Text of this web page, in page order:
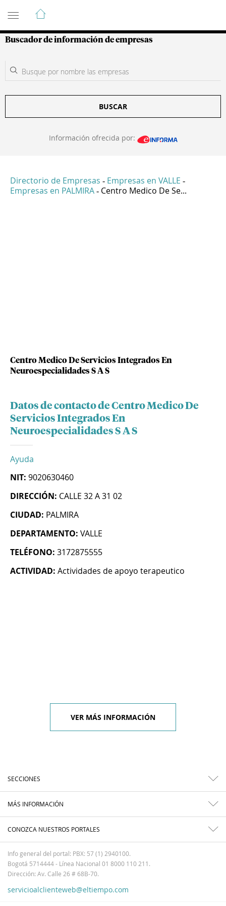
Guía de Empresas Colombianas
Buscador de información de empresas
BUSCAR
Información ofrecida por:
Directorio de Empresas - Empresas en VALLE -
Empresas en PALMIRA - Centro Medico De Se...
Centro Medico De Servicios Integrados En
Neuroespecialidades S A S
Datos de contacto de Centro Medico De
Servicios Integrados En
Neuroespecialidades S A S
Ayuda
NIT: 9020630460
DIRECCIÓN: CALLE 32 A 31 02
CIUDAD: PALMIRA
DEPARTAMENTO: VALLE
TELÉFONO: 3172875555
ACTIVIDAD: Actividades de apoyo terapeutico
VER MÁS INFORMACIÓN
SECCIONES
MÁS INFORMACIÓN
CONOZCA NUESTROS PORTALES
Info general del portal: PBX: 57 (1) 2940100.
Bogotá 5714444 - Línea Nacional 01 8000 110 211.
Dirección: Av. Calle 26 # 68B-70.
servicioalclienteweb@eltiempo.com